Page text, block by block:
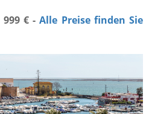
999 € -Alle Preise finden Sie